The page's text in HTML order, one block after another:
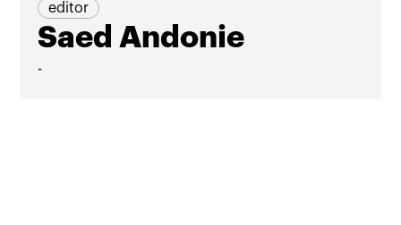
editor
Saed Andonie
-